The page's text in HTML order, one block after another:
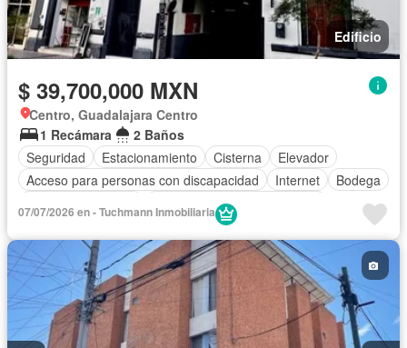
Edificio
$ 39,700,000 MXN
Centro, Guadalajara Centro
1 Recámara
2 Baños
Seguridad
Estacionamiento Cisterna
Elevador
Acceso para personas con discapacidad
Internet
Bodega
Circuito cerrado de televisión
Cuarto de Limpieza
Televisión por cable
Despacho
Vista panorámica
Caseta de vigilancia
Conserje
07/07/2026 en - Tuchmann Inmobiliaria